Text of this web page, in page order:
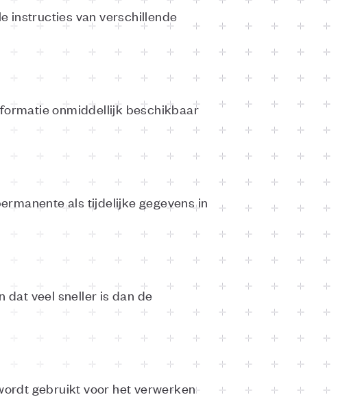
instructies van verschillende
onmiddellijk beschikbaar
als tijdelijke gegevens in
dat veel sneller is dan de
gebruikt voor het verwerken